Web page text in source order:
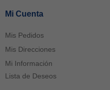
Mi Cuenta
Mis Pedidos
Mis Direcciones
Mi Información
Lista de Deseos